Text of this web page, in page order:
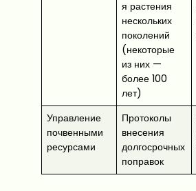
я растения
нескольких
поколений
(некоторые
из них —
более 100
лет)
Управление
почвенными
ресурсами
Протоколы
внесения
долгосрочных
поправок